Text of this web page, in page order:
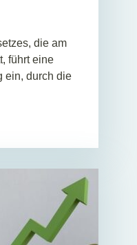
die am
führt eine
ein, durch die